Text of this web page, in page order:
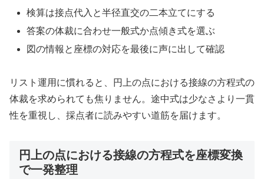
検算は接点代入と半径直交の二本立てにする
答案の体裁に合わせ一般式か点傾き式を選ぶ
図の情報と座標の対応を最後に声に出して確認
リスト運用に慣れると、円上の点における接線の方程式の
体裁を求められても焦りません。途中式は少なさより一貫
性を重視し、採点者に読みやすい道筋を届けます。
円上の点における接線の方程式を座標変換
で一発整理